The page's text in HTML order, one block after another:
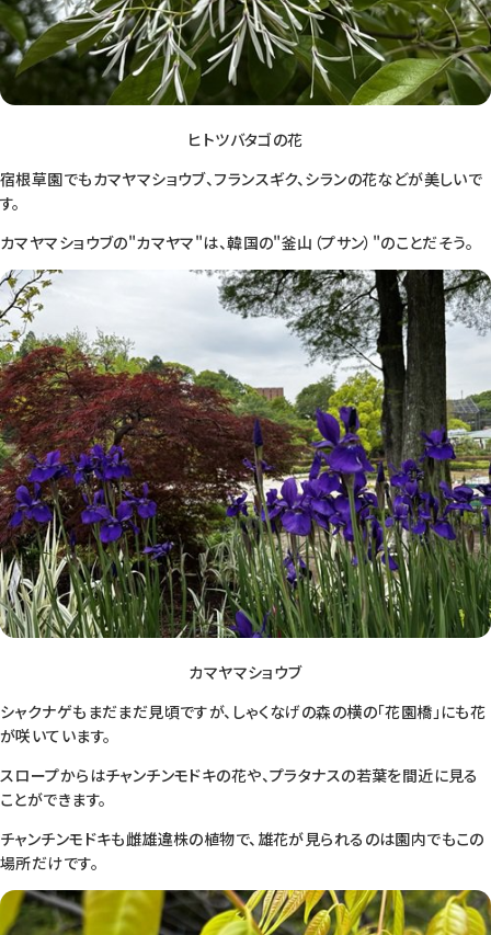
ヒトツバタゴの花
宿根草園でもカマヤマショウブ、フランスギク、シランの花などが美しいで
す。
カマヤマショウブの"カマヤマ"は、韓国の"釜山（プサン）"のことだそう。
カマヤマショウブ
シャクナゲもまだまだ見頃ですが、しゃくなげの森の横の「花園橋」にも花
が咲いています。
スロープからはチャンチンモドキの花や、プラタナスの若葉を間近に見る
ことができます。
チャンチンモドキも雌雄違株の植物で、雄花が見られるのは園内でもこの
場所だけです。